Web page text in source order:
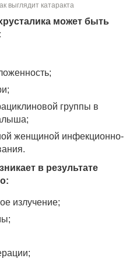
выглядит катаракта
может быть
группы в
женщиной инфекционно-
в результате
излучение;